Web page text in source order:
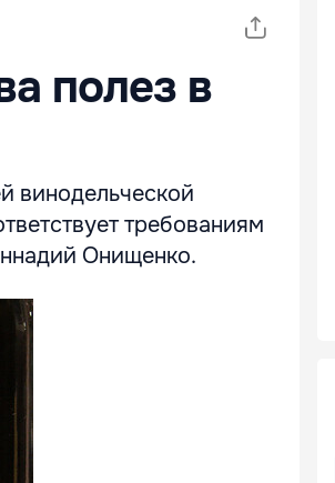
полез в
винодельческой
требованиям
Онищенко.